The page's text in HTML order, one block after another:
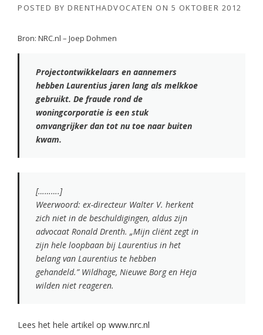
POSTED BY DRENTHADVOCATEN ON 5 OKTOBER 2012
Bron: NRC.nl – Joep Dohmen
Projectontwikkelaars en aannemers
hebben Laurentius jaren lang als melkkoe
gebruikt. De fraude rond de
woningcorporatie is een stuk
omvangrijker dan tot nu toe naar buiten
kwam.
[……….]
Weerwoord: ex-directeur Walter V. herkent
zich niet in de beschuldigingen, aldus zijn
advocaat Ronald Drenth. „Mijn cliënt zegt in
zijn hele loopbaan bij Laurentius in het
belang van Laurentius te hebben
gehandeld.” Wildhage, Nieuwe Borg en Heja
wilden niet reageren.
Lees het hele artikel op www.nrc.nl